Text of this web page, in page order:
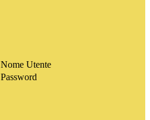
Nome Utente
Password